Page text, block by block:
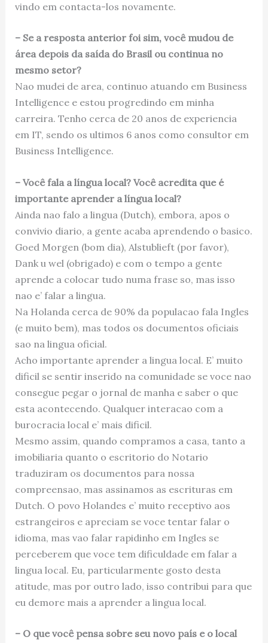
vindo em contacta-los novamente.
– Se a resposta anterior foi sim, você mudou de
área depois da saída do Brasil ou continua no
mesmo setor?
Nao mudei de area, continuo atuando em Business
Intelligence e estou progredindo em minha
carreira. Tenho cerca de 20 anos de experiencia
em IT, sendo os ultimos 6 anos como consultor em
Business Intelligence.
– Você fala a língua local? Você acredita que é
importante aprender a língua local?
Ainda nao falo a lingua (Dutch), embora, apos o
convivio diario, a gente acaba aprendendo o basico.
Goed Morgen (bom dia), Alstublieft (por favor),
Dank u wel (obrigado) e com o tempo a gente
aprende a colocar tudo numa frase so, mas isso
nao e’ falar a lingua.
Na Holanda cerca de 90% da populacao fala Ingles
(e muito bem), mas todos os documentos oficiais
sao na lingua oficial.
Acho importante aprender a lingua local. E’ muito
dificil se sentir inserido na comunidade se voce nao
consegue pegar o jornal de manha e saber o que
esta acontecendo. Qualquer interacao com a
burocracia local e’ mais dificil.
Mesmo assim, quando compramos a casa, tanto a
imobiliaria quanto o escritorio do Notario
traduziram os documentos para nossa
compreensao, mas assinamos as escrituras em
Dutch. O povo Holandes e’ muito receptivo aos
estrangeiros e apreciam se voce tentar falar o
idioma, mas vao falar rapidinho em Ingles se
perceberem que voce tem dificuldade em falar a
lingua local. Eu, particularmente gosto desta
atitude, mas por outro lado, isso contribui para que
eu demore mais a aprender a lingua local.
– O que você pensa sobre seu novo país e o local